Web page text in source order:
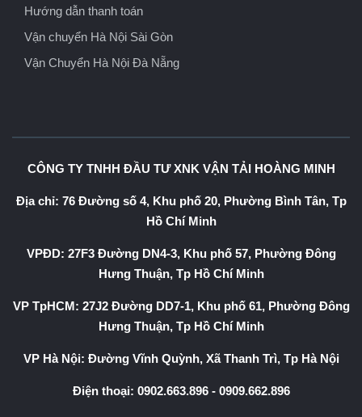
Hướng dẫn thanh toán
Vận chuyển Hà Nội Sài Gòn
Vận Chuyển Hà Nội Đà Nẵng
CÔNG TY TNHH ĐẦU TƯ XNK VẬN TẢI HOÀNG MINH
Địa chỉ: 76 Đường số 4, Khu phố 20, Phường Bình Tân, Tp
Hồ Chí Minh
VPĐD: 27F3 Đường DN4-3, Khu phố 57, Phường Đông
Hưng Thuận, Tp Hồ Chí Minh
VP TpHCM: 27J2 Đường DD7-1, Khu phố 61, Phường Đông
Hưng Thuận, Tp Hồ Chí Minh
VP Hà Nội: Đường Vĩnh Quỳnh, Xã Thanh Trì, Tp Hà Nội
Điện thoại: 0902.663.896- 0909.662.896